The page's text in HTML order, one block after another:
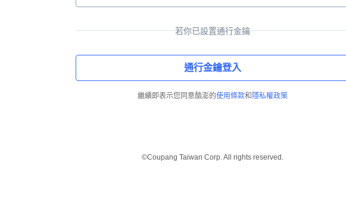
若你已設置通行金鑰
通行金鑰登入
繼續即表示您同意酷澎的使用條款和 隱私權政策
©Coupang Taiwan Corp. All rights reserved.